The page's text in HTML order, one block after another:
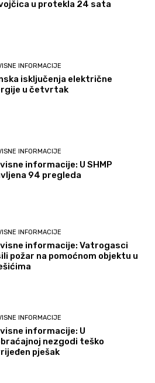
u protekla 24 sata
INFORMACIJE
isključenja električne
u četvrtak
INFORMACIJE
informacije: U SHMP
94 pregleda
INFORMACIJE
informacije: Vatrogasci
požar na pomoćnom objektu u
INFORMACIJE
informacije: U
nezgodi teško
pješak